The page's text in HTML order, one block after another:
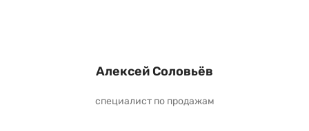
Алексей Соловьёв
специалист по продажам